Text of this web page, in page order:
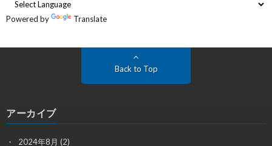
Powered by Translate
Back to Top
アーカイブ
2024年8月 (2)